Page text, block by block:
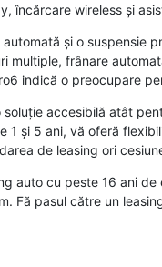
încărcare wireless și
și o suspensie
frânare
indică o preocupare
accesibilă atât
1 și 5 ani, vă oferă
de leasing ori
auto cu peste 16 ani
Fă pasul către un